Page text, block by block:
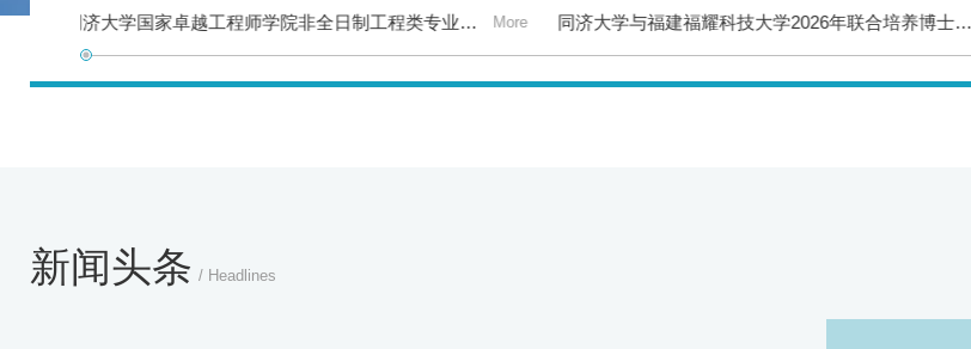
More
2023级国家卓越工程师学院强基计划本研转段报名通知 2026年国家卓越工程师学院精英班交叉直博专项报名通知
新闻头条 / Headlines